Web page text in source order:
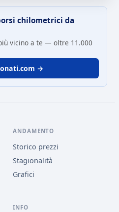
chilometrici da
vicino a te — oltre 11.000
→
ANDAMENTO
Storico prezzi
Stagionalità
Grafici
INFO